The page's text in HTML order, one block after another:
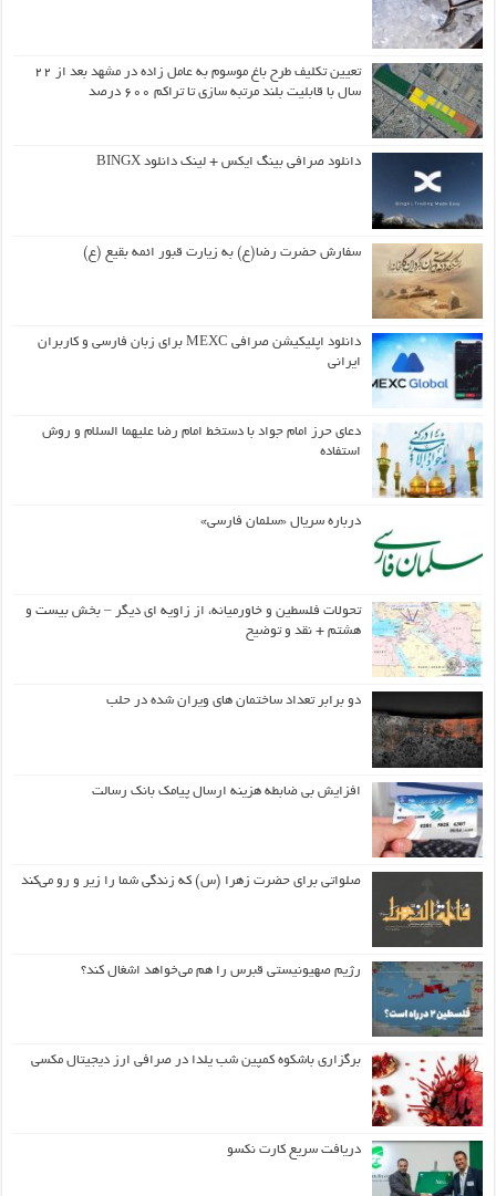
تعیین تکلیف طرح باغ موسوم به عامل زاده در مشهد بعد از ۲۲
سال با قابلیت بلند مرتبه سازی تا تراکم ۶۰۰ درصد
دانلود صرافی بینگ ایکس + لینک دانلود BINGX
سفارش حضرت رضا(ع) به زیارت قبور ائمه بقیع (ع)
دانلود اپلیکیشن صرافی MEXC برای زبان فارسی و کاربران
ایرانی
دعای حرز امام جواد با دستخط امام رضا علیهما السلام و روش
استفاده
درباره سریال «سلمان فارسی»
تحولات فلسطین و خاورمیانه، از زاویه ای دیگر – بخش بیست و
هشتم + نقد و توضیح
دو برابر تعداد ساختمان های ویران شده در حلب
افزایش بی ضابطه هزینه ارسال پیامک بانک رسالت
صلواتی برای حضرت زهرا (س) که زندگی شما را زیر و رو می‌کند
رژیم صهیونیستی قبرس را هم می‌خواهد اشغال کند؟
برگزاری باشکوه کمپین شب یلدا در صرافی ارز دیجیتال مکسی
دریافت سریع کارت نکسو